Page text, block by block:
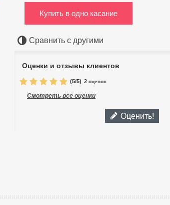
Купить в одно касание
Сравнить с другими
Оценки и отзывы клиентов
(5/5) 2оценок
Смотреть все оценки
Оценить!